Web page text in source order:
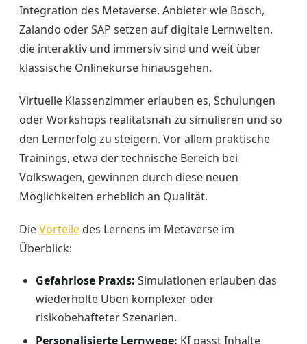
Integration des Metaverse. Anbieter wie Bosch,
Zalando oder SAP setzen auf digitale Lernwelten,
die interaktiv und immersiv sind und weit über
klassische Onlinekurse hinausgehen.
Virtuelle Klassenzimmer erlauben es, Schulungen
oder Workshops realitätsnah zu simulieren und so
den Lernerfolg zu steigern. Vor allem praktische
Trainings, etwa der technische Bereich bei
Volkswagen, gewinnen durch diese neuen
Möglichkeiten erheblich an Qualität.
DieVorteile des Lernens im Metaverse im
Überblick:
Gefahrlose Praxis: Simulationen erlauben das
wiederholte Üben komplexer oder
risikobehafteter Szenarien.
Personalisierte Lernwege: KI passt Inhalte